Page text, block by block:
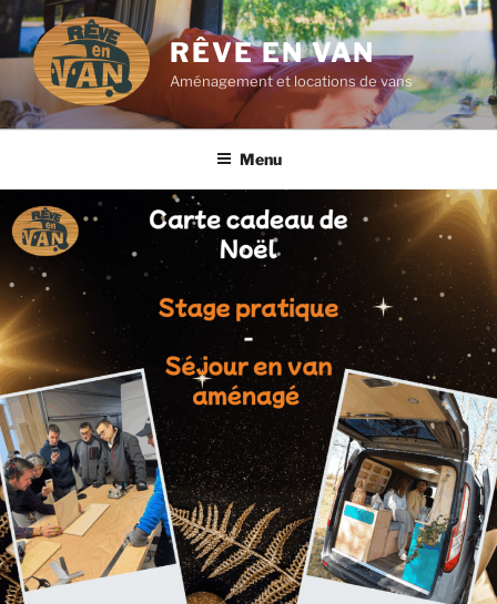
Aller
contenu
principal
RÊVE EN VAN
Aménagement et locations de vans
Menu